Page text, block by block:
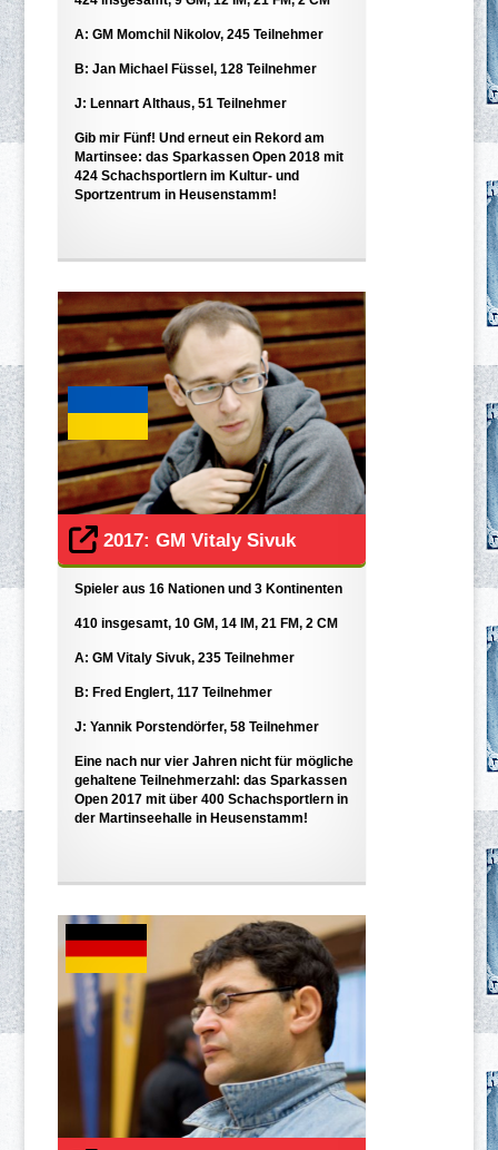
A: GM Momchil Nikolov, 245 Teilnehmer
B: Jan Michael Füssel, 128 Teilnehmer
J: Lennart Althaus, 51 Teilnehmer
Gib mir Fünf! Und erneut ein Rekord am
Martinsee: das Sparkassen Open 2018 mit
424 Schachsportlern im Kultur- und
Sportzentrum in Heusenstamm!
2017: GM Vitaly Sivuk
Spieler aus 16 Nationen und 3 Kontinenten
410 insgesamt, 10 GM, 14 IM, 21 FM, 2 CM
A: GM Vitaly Sivuk, 235 Teilnehmer
B: Fred Englert, 117 Teilnehmer
J: Yannik Porstendörfer, 58 Teilnehmer
Eine nach nur vier Jahren nicht für mögliche
gehaltene Teilnehmerzahl: das Sparkassen
Open 2017 mit über 400 Schachsportlern in
der Martinseehalle in Heusenstamm!